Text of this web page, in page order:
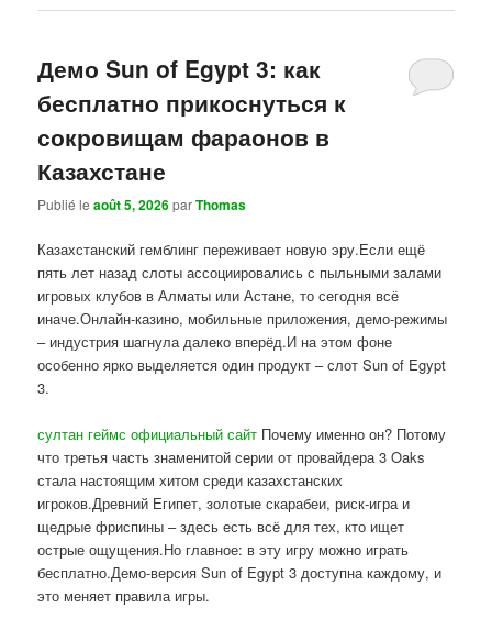
Демо Sun of Egypt 3: как
бесплатно прикоснуться к
сокровищам фараонов в
Казахстане
Publié leaoût 5, 2026parThomas
Казахстанский гемблинг переживает новую эру.Если ещё
пять лет назад слоты ассоциировались с пыльными залами
игровых клубов в Алматы или Астане, то сегодня всё
иначе.Онлайн-казино, мобильные приложения, демо-режимы
– индустрия шагнула далеко вперёд.И на этом фоне
особенно ярко выделяется один продукт – слот Sun of Egypt
3.
султан геймс официальный сайт Почему именно он? Потому
что третья часть знаменитой серии от провайдера 3 Oaks
стала настоящим хитом среди казахстанских
игроков.Древний Египет, золотые скарабеи, риск-игра и
щедрые фриспины – здесь есть всё для тех, кто ищет
острые ощущения.Но главное: в эту игру можно играть
бесплатно.Демо-версия Sun of Egypt 3 доступна каждому, и
это меняет правила игры.